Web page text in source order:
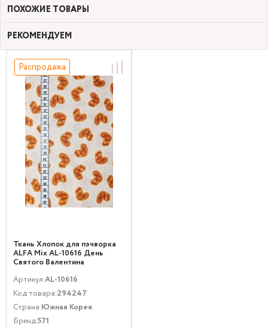
ПОХОЖИЕ ТОВАРЫ
РЕКОМЕНДУЕМ
Распродажа
Ткань Хлопок для пэчворка
ALFA Mix AL-10616 День
Святого Валентина
Артикул:AL-10616
Код товара:294247
Страна:Южная Корея
Бренд:571